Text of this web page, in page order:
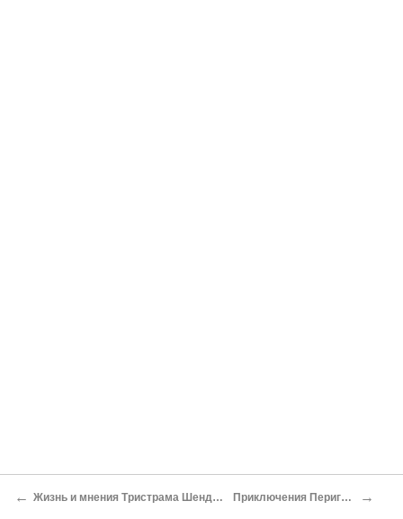
← Жизнь и мнения Тристрама Шенди, джентльмена Приключения Перигрина Пикля →